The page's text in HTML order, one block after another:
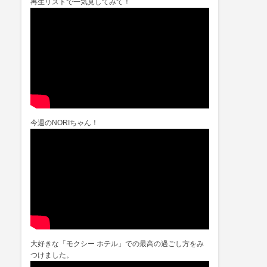
再生リストで一気見してみて！
今週のNORIちゃん！
大好きな「モクシー ホテル」での最高の過ごし方をみ
つけました。